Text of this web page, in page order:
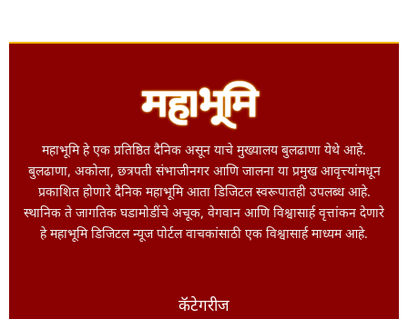
महाभूमि हे एक प्रतिष्ठित दैनिक असून याचे मुख्यालय बुलढाणा येथे आहे.
बुलढाणा, अकोला, छत्रपती संभाजीनगर आणि जालना या प्रमुख आवृत्त्यांमधून
प्रकाशित होणारे दैनिक महाभूमि आता डिजिटल स्वरूपातही उपलब्ध आहे.
स्थानिक ते जागतिक घडामोडींचे अचूक, वेगवान आणि विश्वासार्ह वृत्तांकन देणारे
हे महाभूमि डिजिटल न्यूज पोर्टल वाचकांसाठी एक विश्वासार्ह माध्यम आहे.
कॅटेगरीज